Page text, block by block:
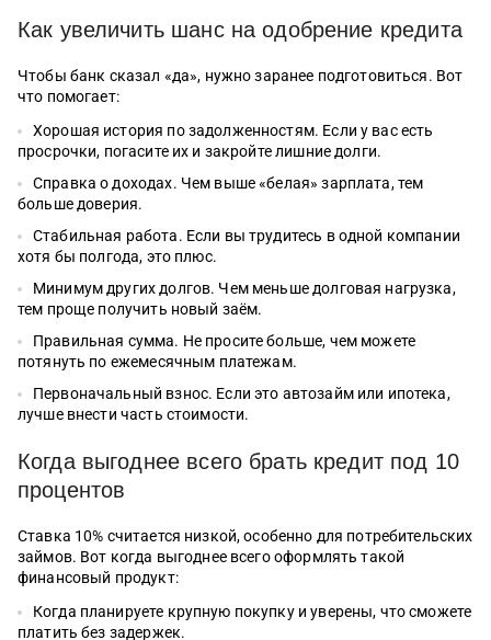
Как увеличить шанс на одобрение кредита
Чтобы банк сказал «да», нужно заранее подготовиться. Вот
что помогает:
Хорошая история по задолженностям. Если у вас есть
просрочки, погасите их и закройте лишние долги.
Справка о доходах. Чем выше «белая» зарплата, тем
больше доверия.
Стабильная работа. Если вы трудитесь в одной компании
хотя бы полгода, это плюс.
Минимум других долгов. Чем меньше долговая нагрузка,
тем проще получить новый заём.
Правильная сумма. Не просите больше, чем можете
потянуть по ежемесячным платежам.
Первоначальный взнос. Если это автозайм или ипотека,
лучше внести часть стоимости.
Когда выгоднее всего брать кредит под 10
процентов
Ставка 10% считается низкой, особенно для потребительских
займов. Вот когда выгоднее всего оформлять такой
финансовый продукт:
Когда планируете крупную покупку и уверены, что сможете
платить без задержек.